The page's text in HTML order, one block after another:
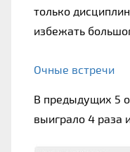
только
избежать
Очные встречи
В предыдущих 5
выиграло 4 раза